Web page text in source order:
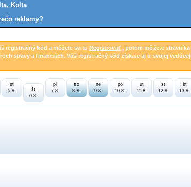
Kolta
reklamy?
registračný kód a môžete sa tu Registrovať, potom môžete stravníka
stravy a financiách. Váš registračný kód získate aj u svojej vedúcej
st
5.8.
št
6.8.
pi
7.8.
so
8.8.
ne
9.8.
po
10.8.
ut
11.8.
st
12.8.
št
13.8.